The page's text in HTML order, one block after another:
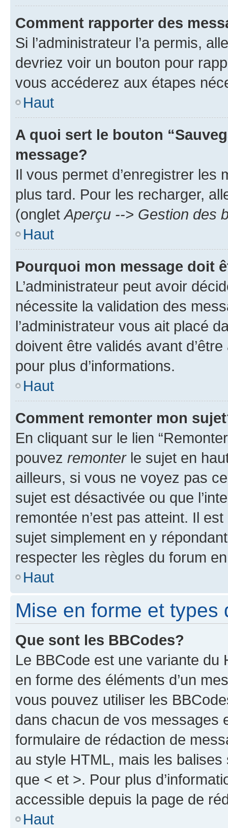
Comment rapporter des
Si l’administrateur l’a permis,
devriez voir un bouton pour
vous accéderez aux étapes
Haut
A quoi sert le bouton
message?
Il vous permet d’enregistrer
plus tard. Pour les recharger,
(onglet Aperçu --> Gestion des
Haut
Pourquoi mon message doit
L’administrateur peut avoir
nécessite la validation des
l’administrateur vous ait placé
doivent être validés avant
pour plus d’informations.
Haut
Comment remonter mon
En cliquant sur le lien
pouvez remonterle sujet en
ailleurs, si vous ne voyez pas
sujet est désactivée ou que
remontée n’est pas atteint. Il
sujet simplement en y
respecter les règles du forum
Haut
Mise en forme et types
Que sont les BBCodes?
Le BBCode est une variante du
en forme des éléments d’un
vous pouvez utiliser les
dans chacun de vos messages
formulaire de rédaction de
au style HTML, mais les
que < et >. Pour plus
accessible depuis la page de
Haut